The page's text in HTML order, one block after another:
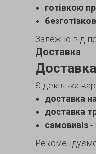
готівкою
Залежно від
Доставка
Доставка
Є декілька
доставка
доставка
самовивіз-
Рекомендуємо